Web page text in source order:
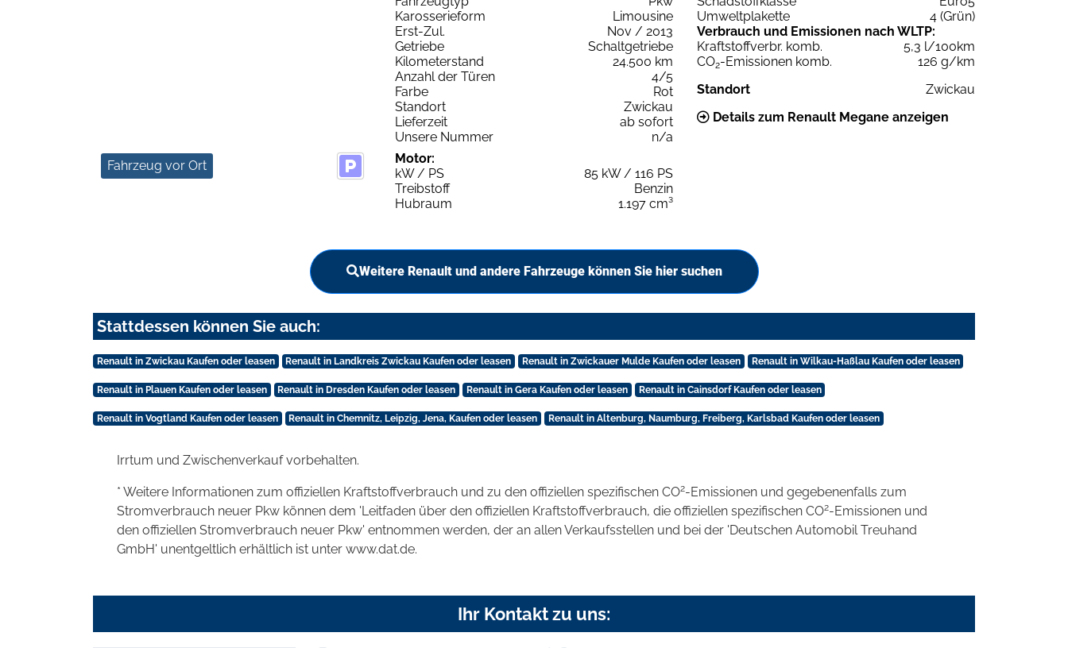
Fahrzeug vor Ort
Karosserieform
Limousine
Erst-Zul.
Nov / 2013
Getriebe
Schaltgetriebe
Kilometerstand
24.500 km
Anzahl der Türen
4/5
Farbe
Rot
Standort
Zwickau
Lieferzeit
ab sofort
Unsere Nummer
n/a
Motor:
kW / PS
85 kW / 116 PS
Treibstoff
Benzin
Hubraum
1.197 cm³
Umweltplakette
4 (Grün)
Verbrauch und Emissionen nach WLTP:
Kraftstoffverbr. komb.
5,3 l/100km
CO2-Emissionen komb.
126 g/km
Standort
Zwickau
Details zum Renault Megane anzeigen
Weitere Renault und andere Fahrzeuge können Sie hier suchen
Stattdessen können Sie auch:
Renault in Zwickau Kaufen oder leasen Renault in Landkreis Zwickau Kaufen oder leasen Renault in Zwickauer Mulde Kaufen oder leasen Renault in Wilkau-Haßlau Kaufen oder leasen
Renault in Plauen Kaufen oder leasen Renault in Dresden Kaufen oder leasen Renault in Gera Kaufen oder leasen Renault in Cainsdorf Kaufen oder leasen
Renault in Vogtland Kaufen oder leasen Renault in Chemnitz, Leipzig, Jena, Kaufen oder leasen Renault in Altenburg, Naumburg, Freiberg, Karlsbad Kaufen oder leasen
Irrtum und Zwischenverkauf vorbehalten.
* Weitere Informationen zum offiziellen Kraftstoffverbrauch und zu den offiziellen spezifischen CO2-Emissionen und gegebenenfalls zum
Stromverbrauch neuer Pkw können dem 'Leitfaden über den offiziellen Kraftstoffverbrauch, die offiziellen spezifischen CO2-Emissionen und
den offiziellen Stromverbrauch neuer Pkw' entnommen werden, der an allen Verkaufsstellen und bei der 'Deutschen Automobil Treuhand
GmbH' unentgeltlich erhältlich ist unter www.dat.de.
Ihr Kontakt zu uns: